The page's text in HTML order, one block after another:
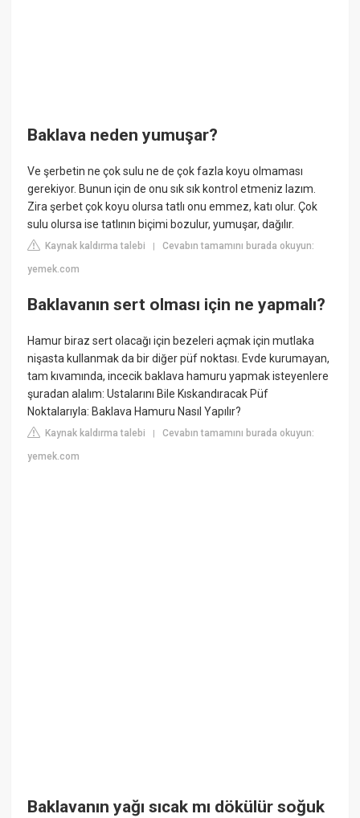
Baklava neden yumuşar?
Ve şerbetin ne çok sulu ne de çok fazla koyu olmaması
gerekiyor. Bunun için de onu sık sık kontrol etmeniz lazım.
Zira şerbet çok koyu olursa tatlı onu emmez, katı olur. Çok
sulu olursa ise tatlının biçimi bozulur, yumuşar, dağılır.
Kaynak kaldırma talebi |Cevabın tamamını burada okuyun:
yemek.com
Baklavanın sert olması için ne yapmalı?
Hamur biraz sert olacağı için bezeleri açmak için mutlaka
nişasta kullanmak da bir diğer püf noktası. Evde kurumayan,
tam kıvamında, incecik baklava hamuru yapmak isteyenlere
şuradan alalım: Ustalarını Bile Kıskandıracak Püf
Noktalarıyla: Baklava Hamuru Nasıl Yapılır?
Kaynak kaldırma talebi |Cevabın tamamını burada okuyun:
yemek.com
Baklavanın yağı sıcak mı dökülür soğuk